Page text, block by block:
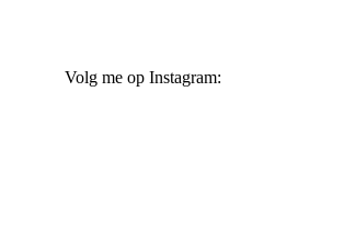
Volg me op Instagram: